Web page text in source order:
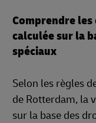
Comprendre
calculée sur la
spéciaux
Selon les règles
de Rotterdam, la
sur la base des